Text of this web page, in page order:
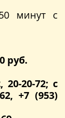
минут с
руб.
20-20-72; с
+7 (953)